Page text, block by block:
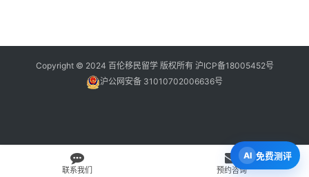
Copyright © 2024 百伦移民留学 版权所有 沪ICP备18005452号
沪公网安备 31010702006636号
联系我们 预约咨询
免费测评